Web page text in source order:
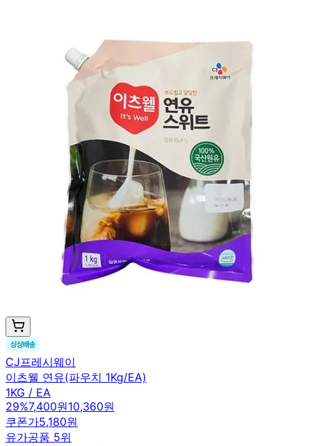
CJ프레시웨이
이츠웰 연유(파우치 1Kg/EA)
1KG / EA
29%7,400원10,360원
쿠폰가5,180원
유가공품 5위